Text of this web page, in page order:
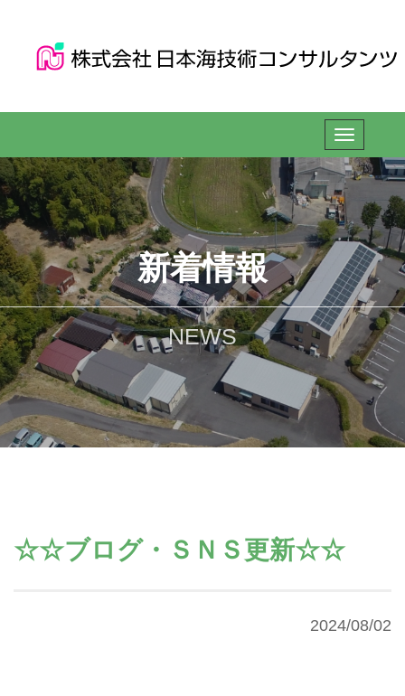
新着情報
NEWS
☆☆ブログ・ＳＮＳ更新☆☆
2024/08/02